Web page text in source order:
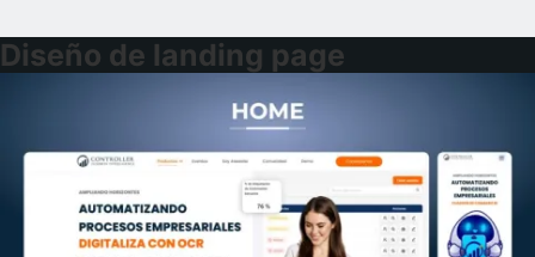
Diseño de landing page